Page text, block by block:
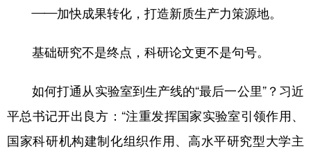
——加快成果转化，打造新质生产力策源地。
基础研究不是终点，科研论文更不是句号。
如何打通从实验室到生产线的“最后一公里”？习近
平总书记开出良方：“注重发挥国家实验室引领作用、
国家科研机构建制化组织作用、高水平研究型大学主